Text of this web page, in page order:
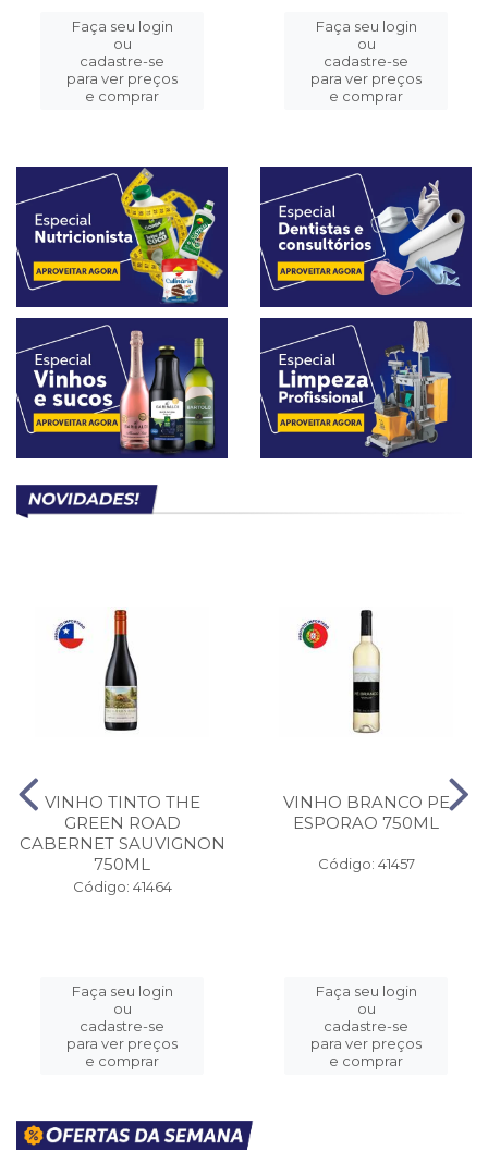
Faça seu login
ou
cadastre-se
para ver preços
e comprar
Faça seu login
ou
cadastre-se
para ver preços
e comprar
VINHO TINTO THE
GREEN ROAD
CABERNET SAUVIGNON
750ML
Código: 41464
Faça seu login
ou
cadastre-se
para ver preços
e comprar
VINHO BRANCO PE
ESPORAO 750ML
Código: 41457
Faça seu login
ou
cadastre-se
para ver preços
e comprar